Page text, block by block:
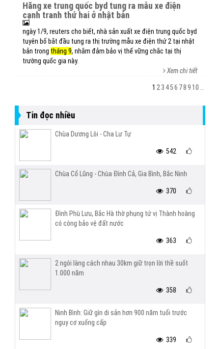
hãng xe trung quốc byd tung ra mẫu xe điện
cạnh tranh thứ hai ở nhật bản
ngày 1/9, reuters cho biết, nhà sản xuất xe điện trung quốc byd
tuyên bố bắt đầu tung ra thị trường mẫu xe điện thứ 2 tại nhật
bản trong tháng 9, nhằm đảm bảo vị thế vững chắc tại thị
trường quốc gia này.
Xem chi tiết
1 2 3 456 789 10
Tin đọc nhiều
Chùa Dương Lôi - Cha Lư Tự
542
Chùa Cổ Lũng - Chùa Đình Cả, Gia Bình, Bắc Ninh
370
Đình Phù Lưu, Bắc Hà thờ phụng tứ vị Thành hoàng
có công bảo vệ đất nước
363
2 ngôi làng cách nhau 30km giữ trọn lời thề suốt
1.000 năm
358
Ninh Bình: Giữ gìn di sản hơn 900 năm tuổi trước
nguy cơ xuống cấp
339